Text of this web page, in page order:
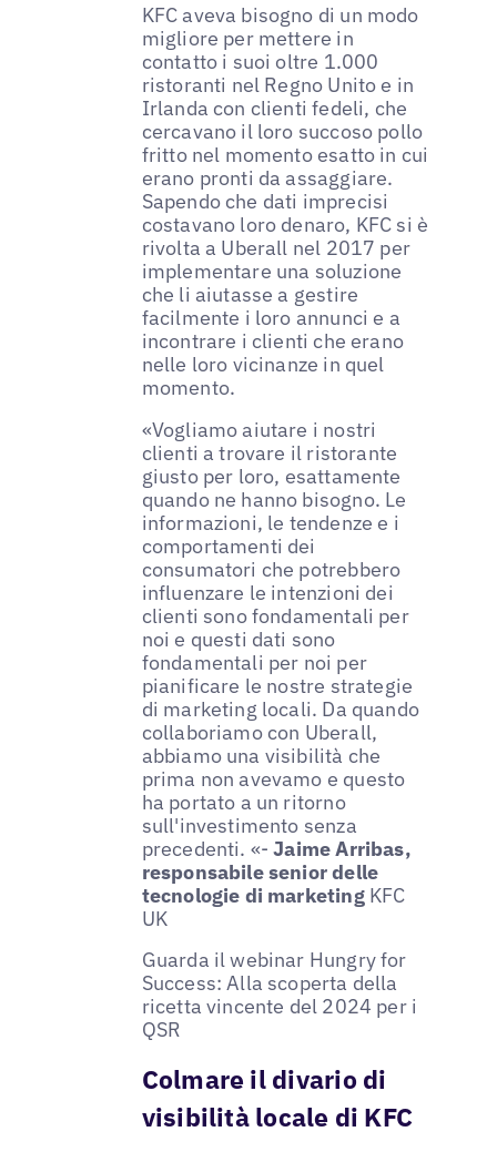
KFC aveva bisogno di un modo
migliore per mettere in
contatto i suoi oltre 1.000
ristoranti nel Regno Unito e in
Irlanda con clienti fedeli, che
cercavano il loro succoso pollo
fritto nel momento esatto in cui
erano pronti da assaggiare.
Sapendo che dati imprecisi
costavano loro denaro, KFC si è
rivolta a Uberall nel 2017 per
implementare una soluzione
che li aiutasse a gestire
facilmente i loro annunci e a
incontrare i clienti che erano
nelle loro vicinanze in quel
momento.
«Vogliamo aiutare i nostri
clienti a trovare il ristorante
giusto per loro, esattamente
quando ne hanno bisogno. Le
informazioni, le tendenze e i
comportamenti dei
consumatori che potrebbero
influenzare le intenzioni dei
clienti sono fondamentali per
noi e questi dati sono
fondamentali per noi per
pianificare le nostre strategie
di marketing locali. Da quando
collaboriamo con Uberall,
abbiamo una visibilità che
prima non avevamo e questo
ha portato a un ritorno
sull'investimento senza
precedenti. «-Jaime Arribas,
responsabile senior delle
tecnologie di marketing KFC
UK
Guarda il webinar Hungry for
Success: Alla scoperta della
ricetta vincente del 2024 per i
QSR
Colmare il divario di
visibilità locale di KFC